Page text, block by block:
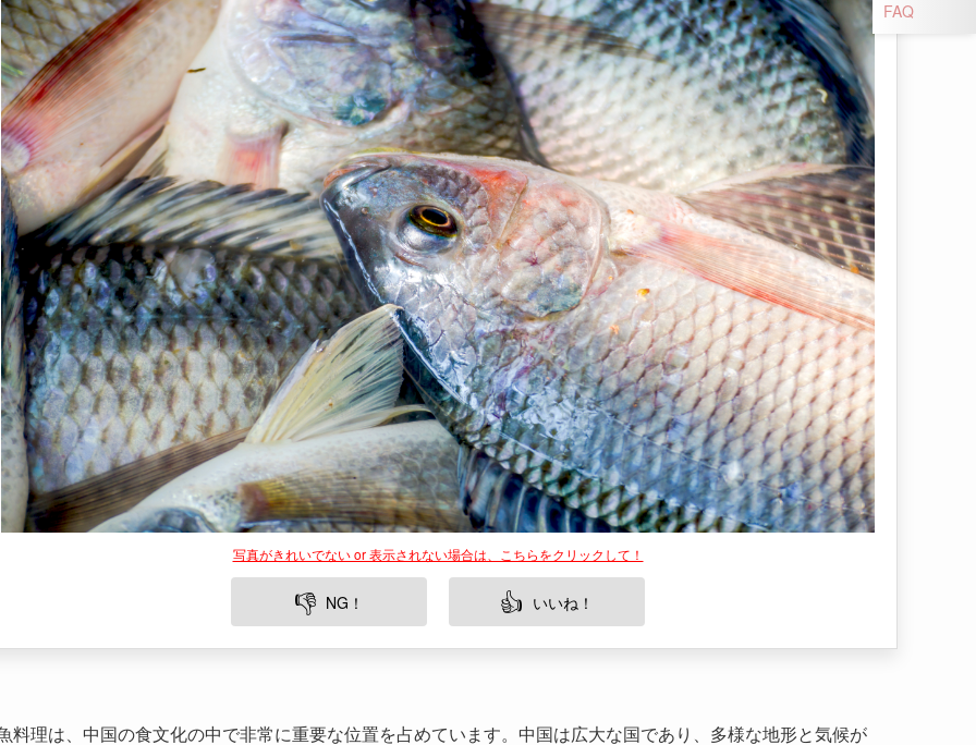
写真がきれいでない or 表示されない場合は、こちらをクリックして！
👎 NG！ 👍 いいね！
料理は、中国の食文化の中で非常に重要な位置を占めています。中国は広大な国であり、多様な地形と気候が
るため、魚料理のスタイルや調理法は地域によって異なります。また、魚は栄養価が高く、健康にも良いこと
ら、多くの家庭やレストランで日常的に食べられています。本記事では、中国の魚料理の多様性について、歴
から現代の発展まで幅広く紹介していきます。
FAQ